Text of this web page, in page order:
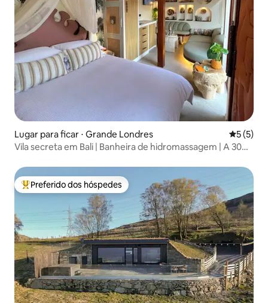
Lugar para ficar ⋅ Grande Londres 5 de
5 (5)
Vila secreta em Bali | Banheira de hidromassagem | A 30
Entre os melhores preferidos dos hóspedes
Preferido dos hóspedes